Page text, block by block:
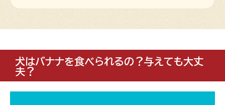
犬はバナナを食べられるの？与えても大丈
夫？